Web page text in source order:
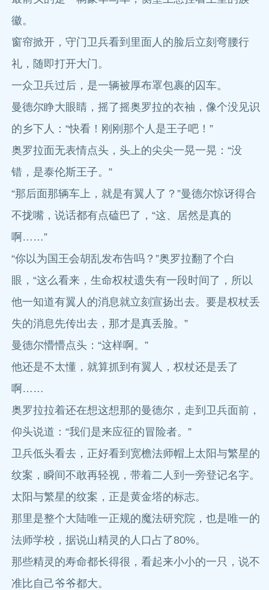
徽。
窗帘掀开，守门卫兵看到里面人的脸后立刻弯腰行
礼，随即打开大门。
一众卫兵过后，是一辆被厚布罩包裹的囚车。
曼德尔睁大眼睛，摇了摇奥罗拉的衣袖，像个没见识
的乡下人：“快看！刚刚那个人是王子吧！”
奥罗拉面无表情点头，头上的尖尖一晃一晃：“没
错，是泰伦斯王子。”
“那后面那辆车上，就是有翼人了？”曼德尔惊讶得合
不拢嘴，说话都有点磕巴了，“这、居然是真的
啊……”
“你以为国王会胡乱发布告吗？”奥罗拉翻了个白
眼，“这么看来，生命权杖遗失有一段时间了，所以
他一知道有翼人的消息就立刻宣扬出去。要是权杖丢
失的消息先传出去，那才是真丢脸。”
曼德尔懵懵点头：“这样啊。”
他还是不太懂，就算抓到有翼人，权杖还是丢了
啊……
奥罗拉拉着还在想这想那的曼德尔，走到卫兵面前，
仰头说道：“我们是来应征的冒险者。”
卫兵低头看去，正好看到宽檐法师帽上太阳与繁星的
纹案，瞬间不敢再轻视，带着二人到一旁登记名字。
太阳与繁星的纹案，正是黄金塔的标志。
那里是整个大陆唯一正规的魔法研究院，也是唯一的
法师学校，据说山精灵的人口占了80%。
那些精灵的寿命都长得很，看起来小小的一只，说不
准比自己爷爷都大。